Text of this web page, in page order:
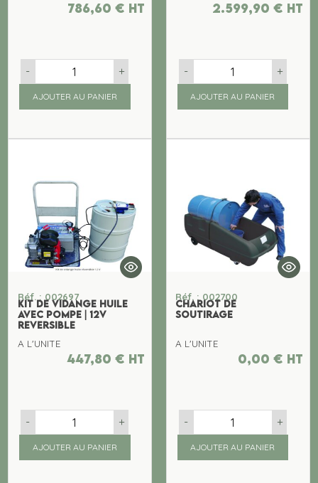
786,60 € ht
- +
AJOUTER AU PANIER
2.599,90 € ht
- +
AJOUTER AU PANIER
Réf. : 002697
KIT DE VIDANGE HUILE
AVEC POMPE | 12V
REVERSIBLE
A L'UNITE
447,80 € ht
- +
AJOUTER AU PANIER
Réf. : 002700
CHARIOT DE
SOUTIRAGE
A L'UNITE
0,00 € ht
- +
AJOUTER AU PANIER